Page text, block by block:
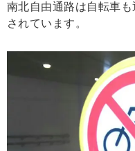
南北自由通路は自転車
されています。